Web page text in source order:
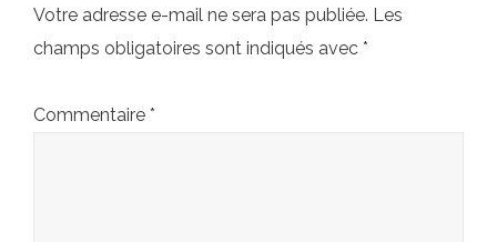
Votre adresse e-mail ne sera pas publiée. Les
champs obligatoires sont indiqués avec *
Commentaire *